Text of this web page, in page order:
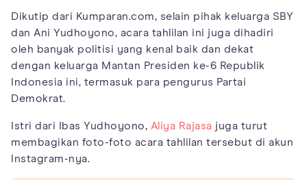
Dikutip dari Kumparan.com, selain pihak keluarga SBY
dan Ani Yudhoyono, acara tahlilan ini juga dihadiri
oleh banyak politisi yang kenal baik dan dekat
dengan keluarga Mantan Presiden ke-6 Republik
Indonesia ini, termasuk para pengurus Partai
Demokrat.
Istri dari Ibas Yudhoyono, Aliya Rajasa juga turut
membagikan foto-foto acara tahlilan tersebut di akun
Instagram-nya.